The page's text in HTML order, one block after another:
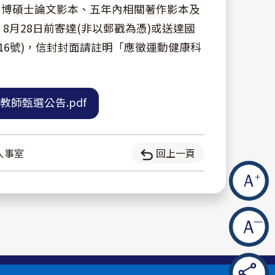
碩士論文影本、五年內相關著作影本及
月28日前寄達(非以郵戳為憑)或送達國
號)，信封封面請註明「應徵運動健康科
師甄選公告.pdf
事室 回上一頁